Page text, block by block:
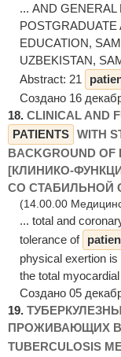
... AND GENERAL
EDUCATION,
UZBEKISTAN,
Abstract: 21
Создано 16
18. CLINICAL AND
PATIENTS WITH
BACKGROUND OF
[КЛИНИКО-
СО СТАБИЛЬНОЙ
(14.00.00
... total and
tolerance of
physical exertion
the total myocardial
Создано 05
19.
ПРОЖИВАЮЩИХ В
TUВЕRСULOSIS